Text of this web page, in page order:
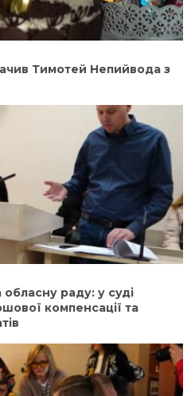
Тимотей Непийвода з
раду: у суді
компенсації та